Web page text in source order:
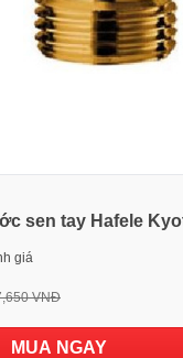
sen tay Hafele
giá
VNĐ
MUA NGAY